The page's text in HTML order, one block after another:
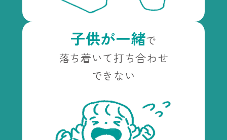
子供が一緒で
落ち着いて打ち合わせ
できない